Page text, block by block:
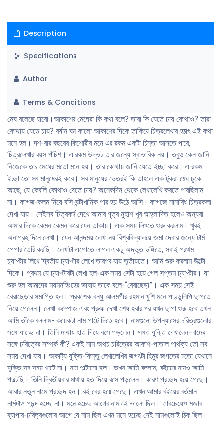
হবার পর যখন ছাপা শুরু হবে তখন আমি তাঁকে বললাম- কয়েকটা নাম পাল্টে দিতে হবে।
নামগুলো উপন্যাসের চরিত্রগুলোর সঙ্গে যাচ্ছে না। তিনি মাথায় হাত দিয়ে বসে পড়লেন।
সঙ্গত যুক্তি দেখালেন-নামের সঙ্গে চরিত্রের সম্পর্ক কী? একই নাম অথচ চরিত্রের আকাশ-
পাতাল পার্থক্য তো সব সময় দেখা যায়। অকাট্য যুক্তি-কিন্তু লেখালেখির জগৎটা হিমুর
বইয়ের নামও আমি পাল্টেছি। তিনি দ্বিতীয়বার মাথায় হত দিয়ে বসে পড়লেন। কারণ প্রচ্ছদ
বর্তমান নামটাও পছন্দ হচ্ছে না। মনে হচেছ আগের নামটাই ভালো ছিল। তারচেয়েও মজার
ব্যাপার-চরিত্রগুলোর আগে যে নাম ছিল এখন মনে হচেছ সেই নামগুলোই ঠিক ছিল।
Description
Specifications
Author
Terms & Conditions
মেঘ বলেছে যাবো।আকাশের মেঘেরা কি কথা বলে? তারা কি যেতে চায় কোথাও? তারা
কোথায় যেতে চায়? বর্ষান ঘন কালো আকাশের দিকে তাকিয়ে চিত্রলেখার হঠাৎ এই কথা
মনে হল। দশ-বার বছরের কিশোরীর মনে এর রকম একটা চিন্তা আসতে পারে,
চিত্রলেখার বয়স পঁচিশ। এ রকম উদ্ভট তার জন্যে স্বাভাবিক নয়। তবুও কেন জানি
নিজেকে তার মেঘের মতো মনে হয়। তার কোথায় জানি যেতে ইচ্ছা করে। এ রকম
ইচ্ছা তো সব মানুষেরই কবে। সব মানুষের ভেতরই কি তাহলে এক টুকরা মেঘ ঢুকে
আছে, যে কেবলি কোথাও যেতে চায়? অনেকদিন থেকে লেখালেখি করতে পারছিলাম
না। কাগজ-কলম নিয়ে বসি-ঘন্টাখানিক পার হয় উঠে আসি। কাগজে নানাবিধ চিত্রকলা
দেখা যায়। সেইসব চিত্রকর্ম দেখে আমার পুত্র নুহাশ খুব আহ্লাদিত হলেও অন্যরা
আমার দিকে কেমন কেমন করে যেন তাকায়। এক সময় লিখতে শুরু করলাম। খুবই
অনাগ্রহ দিনে লেখা। যেন আনন্দময় লেখা নয় বিশ্ববিদ্যালয়ে জমা দেবার জন্যে টার্ম
পেপার তৈরি করছি। লেখাটা এগোতে লাগল একটু অদ্ভুত ভঙ্গিতে, সবাই প্রথম
চ্যাপ্টার লিখে দ্বিতীয় চ্যাপ্টার লেখে তারপর যায় তৃতীয়তে। আমি শুরু করলাম উল্টো
দিকে। প্রথম যে চ্যাপ্টারটা লেখা হল-এক সময় সেটা হয়ে গেল সপ্তম চ্যাপ্টার। যা
শুরু হল আমাদের ময়মনহিংহের ভাষায় তাকে বলে-“বেরাছেড়া”। এক সময় সেই
বেরাছেড়ার সমাপ্তি হল। প্রকাশক বন্ধু আলমগীর রহমান খুশি মনে পাণ্ডুলিপি ছাপতে
নিয়ে গেলেন। লেখা কম্পোজ এবং প্রুফ দেখা শেষ হবার পর যখন ছাপা শুরু হবে তখন
আমি তাঁকে বললাম- কয়েকটা নাম পাল্টে দিতে হবে। নামগুলো উপন্যাসের চরিত্রগুলোর
সঙ্গে যাচ্ছে না। তিনি মাথায় হাত দিয়ে বসে পড়লেন। সঙ্গত যুক্তি দেখালেন-নামের
সঙ্গে চরিত্রের সম্পর্ক কী? একই নাম অথচ চরিত্রের আকাশ-পাতাল পার্থক্য তো সব
সময় দেখা যায়। অকাট্য যুক্তি-কিন্তু লেখালেখির জগৎটা হিমুর জগতের মতো যেখানে
যুক্তি সব সময় খাটে না। নাম পাল্টানো হল। তখন আমি বললাম, বইয়ের নামও আমি
পাল্টেছি। তিনি দ্বিতীয়বার মাথায় হত দিয়ে বসে পড়লেন। কারণ প্রচ্ছদ হয়ে গেছে।
আবার নতুন নামে প্রচ্ছদ হল। বই বের হয়ে গেছে। এখন আমার বইয়ের বর্তমান
নামটাও পছন্দ হচ্ছে না। মনে হচেছ আগের নামটাই ভালো ছিল। তারচেয়েও মজার
ব্যাপার-চরিত্রগুলোর আগে যে নাম ছিল এখন মনে হচেছ সেই নামগুলোই ঠিক ছিল।